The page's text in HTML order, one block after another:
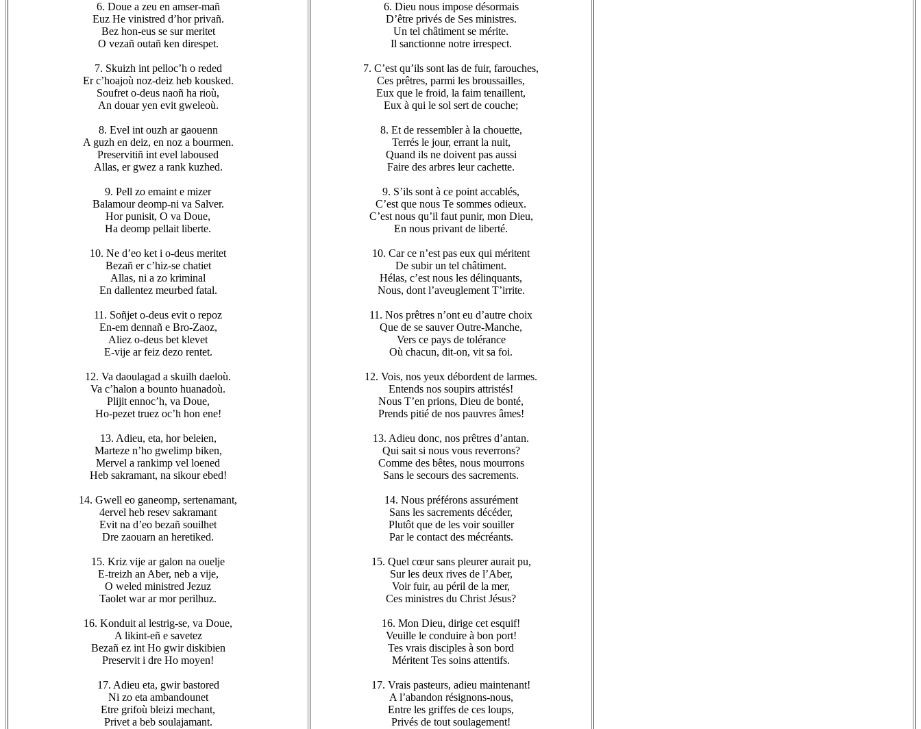
6. Doue a zeu en amser-mañ
Euz He vinistred d’hor privañ.
Bez hon-eus se sur meritet
O vezañ outañ ken direspet.
7. Skuizh int pelloc’h o reded
Er c’hoajoù noz-deiz heb kousked.
Soufret o-deus naoñ ha rioù,
An douar yen evit gweleoù.
8. Evel int ouzh ar gaouenn
A guzh en deiz, en noz a bourmen.
Preservitiñ int evel laboused
Allas, er gwez a rank kuzhed.
9. Pell zo emaint e mizer
Balamour deomp-ni va Salver.
Hor punisit, O va Doue,
Ha deomp pellait liberte.
10. Ne d’eo ket i o-deus meritet
Bezañ er c’hiz-se chatiet
Allas, ni a zo kriminal
En dallentez meurbed fatal.
11. Soñjet o-deus evit o repoz
En-em dennañ e Bro-Zaoz,
Aliez o-deus bet klevet
E-vije ar feiz dezo rentet.
12. Va daoulagad a skuilh daeloù.
Va c’halon a bounto huanadoù.
Plijit ennoc’h, va Doue,
Ho-pezet truez oc’h hon ene!
13. Adieu, eta, hor beleien,
Marteze n’ho gwelimp biken,
Mervel a rankimp vel loened
Heb sakramant, na sikour ebed!
14. Gwell eo ganeomp, sertenamant,
4ervel heb resev sakramant
Evit na d’eo bezañ souilhet
Dre zaouarn an heretiked.
15. Kriz vije ar galon na ouelje
E-treizh an Aber, neb a vije,
O weled ministred Jezuz
Taolet war ar mor perilhuz.
16. Konduit al lestrig-se, va Doue,
A likint-eñ e savetez
Bezañ ez int Ho gwir diskibien
Preservit i dre Ho moyen!
17. Adieu eta, gwir bastored
Ni zo eta ambandounet
Etre grifoù bleizi mechant,
Privet a beb soulajamant.
6. Dieu nous impose désormais
D’être privés de Ses ministres.
Un tel châtiment se mérite.
Il sanctionne notre irrespect.
7. C’est qu’ils sont las de fuir, farouches,
Ces prêtres, parmi les broussailles,
Eux que le froid, la faim tenaillent,
Eux à qui le sol sert de couche;
8. Et de ressembler à la chouette,
Terrés le jour, errant la nuit,
Quand ils ne doivent pas aussi
Faire des arbres leur cachette.
9. S’ils sont à ce point accablés,
C’est que nous Te sommes odieux.
C’est nous qu’il faut punir, mon Dieu,
En nous privant de liberté.
10. Car ce n’est pas eux qui méritent
De subir un tel châtiment.
Hélas, c’est nous les délinquants,
Nous, dont l’aveuglement T’irrite.
11. Nos prêtres n’ont eu d’autre choix
Que de se sauver Outre-Manche,
Vers ce pays de tolérance
Où chacun, dit-on, vit sa foi.
12. Vois, nos yeux débordent de larmes.
Entends nos soupirs attristés!
Nous T’en prions, Dieu de bonté,
Prends pitié de nos pauvres âmes!
13. Adieu donc, nos prêtres d’antan.
Qui sait si nous vous reverrons?
Comme des bêtes, nous mourrons
Sans le secours des sacrements.
14. Nous préférons assurément
Sans les sacrements décéder,
Plutôt que de les voir souiller
Par le contact des mécréants.
15. Quel cœur sans pleurer aurait pu,
Sur les deux rives de l’Aber,
Voir fuir, au péril de la mer,
Ces ministres du Christ Jésus?
16. Mon Dieu, dirige cet esquif!
Veuille le conduire à bon port!
Tes vrais disciples à son bord
Méritent Tes soins attentifs.
17. Vrais pasteurs, adieu maintenant!
A l’abandon résignons-nous,
Entre les griffes de ces loups,
Privés de tout soulagement!